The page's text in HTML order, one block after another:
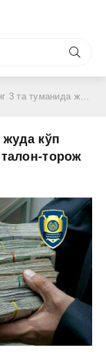
кредит маблағлари талон-торож қилинди
кўп
торож